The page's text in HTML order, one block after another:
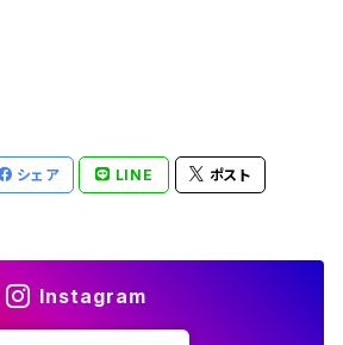
シェア LINE ポスト
Instagram